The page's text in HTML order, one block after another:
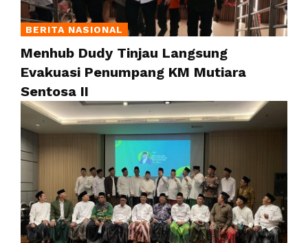
BERITA NASIONAL
Menhub Dudy Tinjau Langsung
Evakuasi Penumpang KM Mutiara
Sentosa II